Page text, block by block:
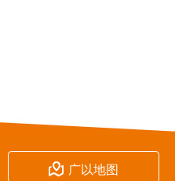
 广以地图